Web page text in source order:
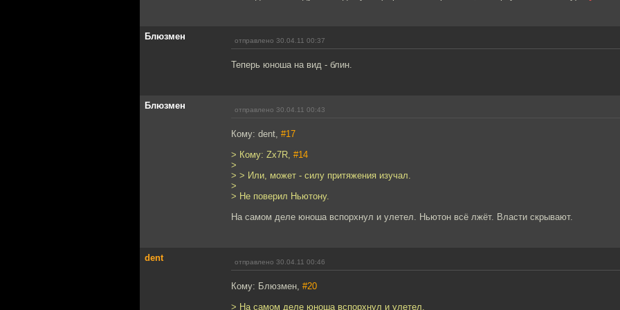
Блюзмен отправлено 30.04.11 00:37
Теперь юноша на вид - блин.
Блюзмен отправлено 30.04.11 00:43
Кому: dent, #17
> Кому: Zx7R, #14
>
> > Или, может - силу притяжения изучал.
>
> Не поверил Ньютону.
На самом деле юноша вспорхнул и улетел. Ньютон всё лжёт. Власти скрывают.
dent отправлено 30.04.11 00:46
Кому: Блюзмен, #20
> На самом деле юноша вспорхнул и улетел.